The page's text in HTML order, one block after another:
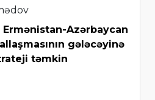
Azərbaycan
gələcəyinə
təmkin